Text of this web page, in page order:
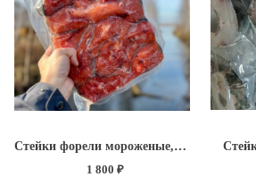
Стейки форели мороженые, потрошённые (упаковка 2 кг)
1 800 ₽